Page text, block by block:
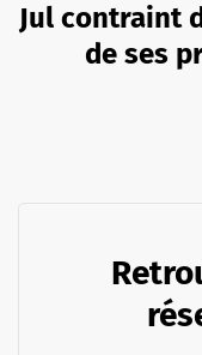
Jul contraint
de ses